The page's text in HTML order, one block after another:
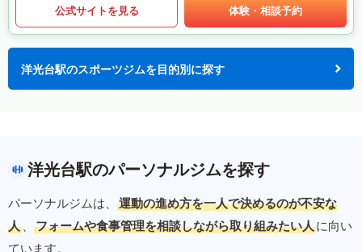
公式サイトを見る 体験・相談予約
洋光台駅のスポーツジムを目的別に探す
洋光台駅のパーソナルジムを探す
パーソナルジムは、
運動の進め方を一人で決めるのが不安な
人 、 フォームや食事管理を相談しながら取り組みたい人に向い
ています。